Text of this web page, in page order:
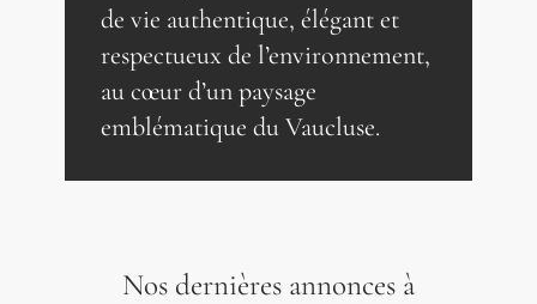
de vie authentique, élégant et
respectueux de l’environnement,
au cœur d’un paysage
emblématique du Vaucluse.
Nos dernières annonces à